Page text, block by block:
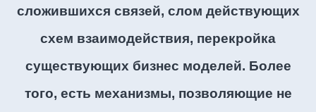
сложившихся связей, слом действующих
схем взаимодействия, перекройка
существующих бизнес моделей. Более
того, есть механизмы, позволяющие не